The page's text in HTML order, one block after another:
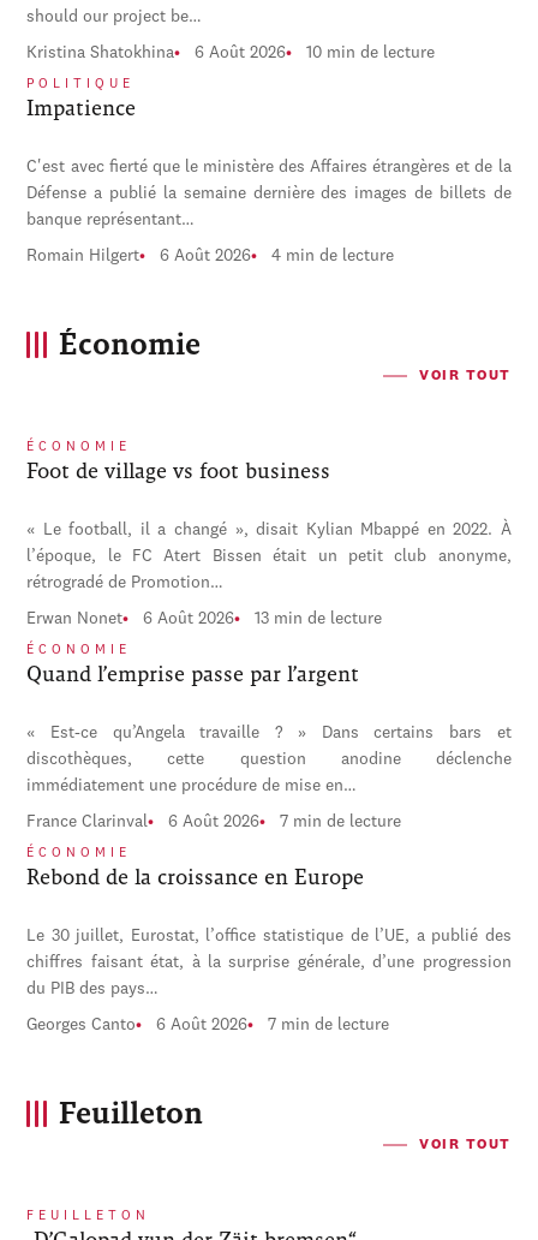
should our project be…
Kristina Shatokhina 6 Août 2026 10 min de lecture
POLITIQUE
Impatience
C'est avec fierté que le ministère des Affaires étrangères et de la
Défense a publié la semaine dernière des images de billets de
banque représentant…
Romain Hilgert 6 Août 2026 4 min de lecture
Économie
VOIR TOUT
ÉCONOMIE
Foot de village vs foot business
« Le football, il a changé », disait Kylian Mbappé en 2022. À
l’époque, le FC Atert Bissen était un petit club anonyme,
rétrogradé de Promotion…
Erwan Nonet 6 Août 2026 13 min de lecture
ÉCONOMIE
Quand l’emprise passe par l’argent
« Est-ce qu’Angela travaille ? » Dans certains bars et
discothèques, cette question anodine déclenche
immédiatement une procédure de mise en…
France Clarinval 6 Août 2026 7 min de lecture
ÉCONOMIE
Rebond de la croissance en Europe
Le 30 juillet, Eurostat, l’office statistique de l’UE, a publié des
chiffres faisant état, à la surprise générale, d’une progression
du PIB des pays…
Georges Canto 6 Août 2026 7 min de lecture
Feuilleton
VOIR TOUT
FEUILLETON